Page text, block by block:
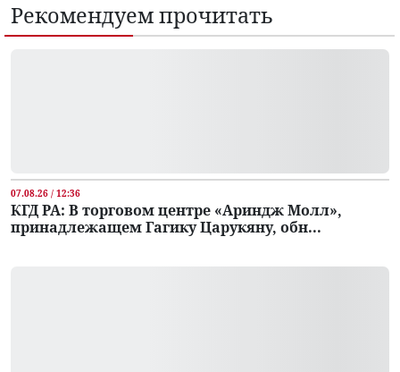
Рекомендуем прочитать
07.08.26 / 12:36
КГД РА: В торговом центре «Ариндж Молл»,
принадлежащем Гагику Царукяну, обн...